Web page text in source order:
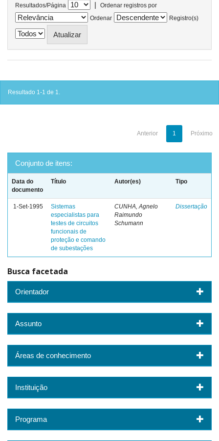
Resultados/Página |
Ordenar registros por
Ordenar
Registro(s)
Resultado 1-1 de 1.
Anterior 1 Próximo
Conjunto de itens:
Data do
documento
Título Autor(es) Tipo
1-Set-1995
Sistemas
especialistas para
testes de circuitos
funcionais de
proteção e comando
de subestações
CUNHA, Agnelo
Raimundo
Schumann
Dissertação
Busca facetada
Orientador
Assunto
Áreas de conhecimento
Instituição
Programa